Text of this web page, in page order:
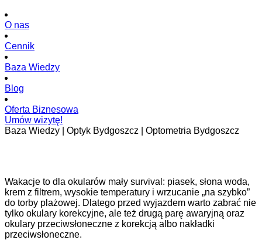
O nas
Cennik
Baza Wiedzy
Blog
Oferta Biznesowa
Umów wizytę!
Baza Wiedzy | Optyk Bydgoszcz | Optometria Bydgoszcz
Wakacje to dla okularów mały survival: piasek, słona woda,
krem z filtrem, wysokie temperatury i wrzucanie „na szybko”
do torby plażowej. Dlatego przed wyjazdem warto zabrać nie
tylko okulary korekcyjne, ale też drugą parę awaryjną oraz
okulary przeciwsłoneczne z korekcją albo nakładki
przeciwsłoneczne.